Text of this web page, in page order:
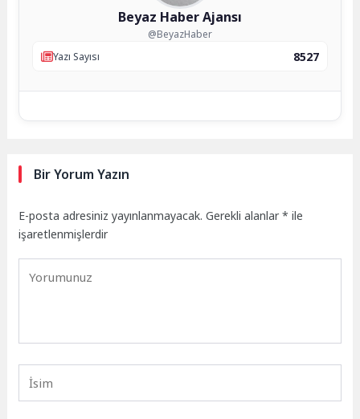
Beyaz Haber Ajansı
@BeyazHaber
Yazı Sayısı
8527
Bir Yorum Yazın
E-posta adresiniz yayınlanmayacak. Gerekli alanlar* ile
işaretlenmişlerdir